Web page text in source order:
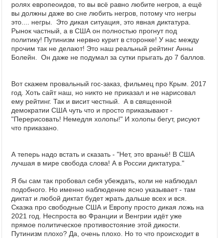
ролях европеоидов, то вы всё равно любите негров, а ещё
вы должны даже во сне любить негров, потому что негры
это.... негры. Это дикая ситуация, это явная диктатура.
Рынок частный, а в США он полностью прогнут под
политику! Путинизм нервно курит в сторонке! У нас между
прочим так не делают! Это наш реальный рейтинг Анны
Болейн. Он даже не подумал за сутки прыгать до 7 баллов.
Вот скажем провальный гос-заказ, фильмец про Крым. 2017
год. Хоть сайт наш, но никто не приказал и не нарисовал
ему рейтинг. Так и висит честный. А в священной
демократии США чуть что и просто приказывают -
"Перерисовать! Немедля холопы!" И холопы бегут, рисуют
что приказано.
А теперь надо встать и сказать - "Нет, это враньё! В США
лучшая в мире свобода слова! А в России диктатура."
Я бы сам так пробовал себя убеждать, коли не наблюдал
подобного. Но именно наблюдение ясно указывает - там
диктат и любой диктат будет жрать дальше всех и вся.
Сказка про свободные США и Европу просто дикая ложь на
2021 год. Неспроста во Франции и Венгрии идёт уже
прямое политическое противостояние этой дикости.
Путинизм плохо? Да, очень плохо. Но то что происходит в